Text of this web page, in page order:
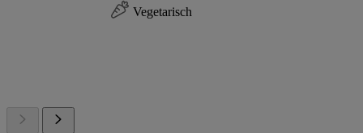
Vegetarisch